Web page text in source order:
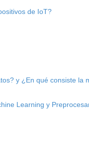
de IoT?
y ¿En qué consiste la
Learning y